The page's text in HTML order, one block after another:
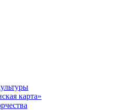
карта»